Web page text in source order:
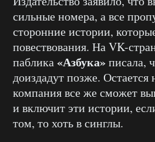
сильные номера, а все
сторонние истории,
повествования. На VK-
паблика«Азбука»писала,
доиздадут позже. Остается
компания все же сможет
и включит эти истории,
том, то хоть в синглы.